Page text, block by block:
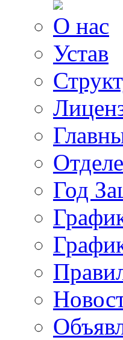
О нас
Устав
Год